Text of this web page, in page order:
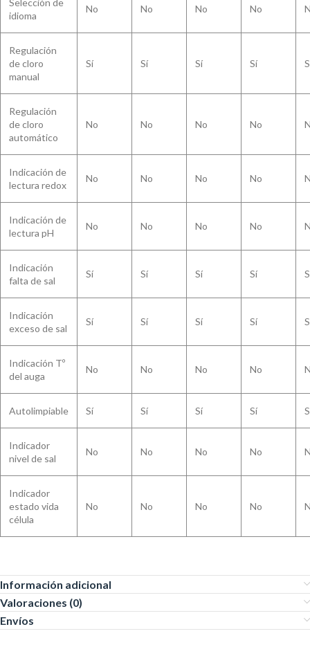
idioma
No No No No
Regulación
de cloro
manual
Sí Sí Sí Sí
Regulación
de cloro
automático
No No No No
Indicación de
lectura redox
No No No No
Indicación de
lectura pH
No No No No
Indicación
falta de sal
Sí Sí Sí Sí
Indicación
exceso de sal
Sí Sí Sí Sí
Indicación Tº
del auga
No No No No
Autolimpiable Sí Sí Sí Sí
Indicador
nivel de sal
No No No No
Indicador
estado vida
célula
No No No No
Información adicional
Valoraciones (0)
Envíos